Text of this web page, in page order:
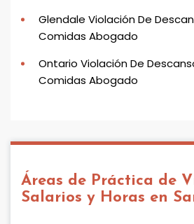
Glendale Violación De
Comidas Abogado
Ontario Violación De
Comidas Abogado
Áreas de Práctica de
Salarios y Horas en